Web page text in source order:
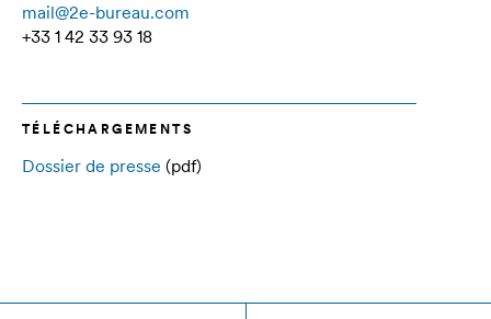
mail@2e-bureau.com
+33 1 42 33 93 18
TÉLÉCHARGEMENTS
Dossier de presse (pdf)